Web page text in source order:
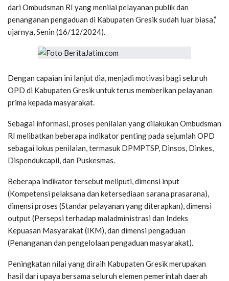
dari Ombudsman RI yang menilai pelayanan publik dan
penanganan pengaduan di Kabupaten Gresik sudah luar biasa,”
ujarnya, Senin (16/12/2024).
Dengan capaian ini lanjut dia, menjadi motivasi bagi seluruh
OPD di Kabupaten Gresik untuk terus memberikan pelayanan
prima kepada masyarakat.
Sebagai informasi, proses penilaian yang dilakukan Ombudsman
RI melibatkan beberapa indikator penting pada sejumlah OPD
sebagai lokus penilaian, termasuk DPMPTSP, Dinsos, Dinkes,
Dispendukcapil, dan Puskesmas.
Beberapa indikator tersebut meliputi, dimensi input
(Kompetensi pelaksana dan ketersediaan sarana prasarana),
dimensi proses (Standar pelayanan yang diterapkan), dimensi
output (Persepsi terhadap maladministrasi dan Indeks
Kepuasan Masyarakat (IKM), dan dimensi pengaduan
(Penanganan dan pengelolaan pengaduan masyarakat).
Peningkatan nilai yang diraih Kabupaten Gresik merupakan
hasil dari upaya bersama seluruh elemen pemerintah daerah